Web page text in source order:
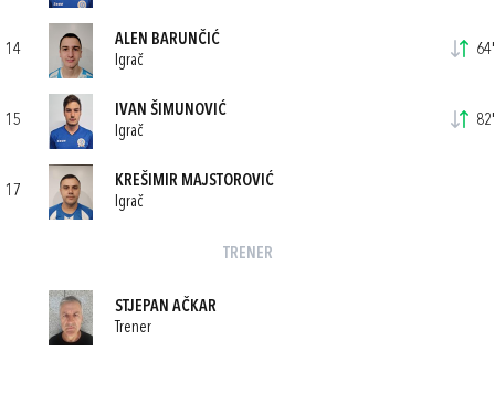
14
ALEN BARUNČIĆ
Igrač
64'
15
IVAN ŠIMUNOVIĆ
Igrač
82'
17
KREŠIMIR MAJSTOROVIĆ
Igrač
TRENER
STJEPAN AČKAR
Trener